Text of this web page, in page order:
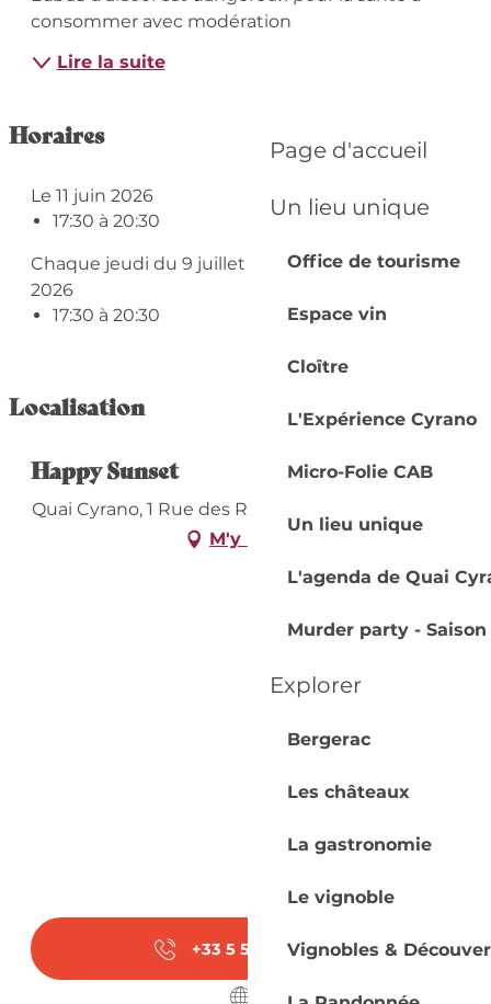
Page d'accueil
Un lieu unique
Office de tourisme
Espace vin
Cloître
L'Expérience Cyrano
Micro-Folie CAB
Un lieu unique
L'agenda de Quai
Murder party - Saison
Explorer
Bergerac
Les châteaux
La gastronomie
Le vignoble
Vignobles &
consommer avec modération
Lire la suite
Horaires
Le 11 juin 2026
17:30 à 20:30
Chaque jeudi du 9 juillet 2026 au 3 septembre
2026
17:30 à 20:30
Localisation
Happy Sunset
Quai Cyrano, 1 Rue des Récollets, 24100 Bergerac
M'y rendre
+33 5 53 57 03▒▒